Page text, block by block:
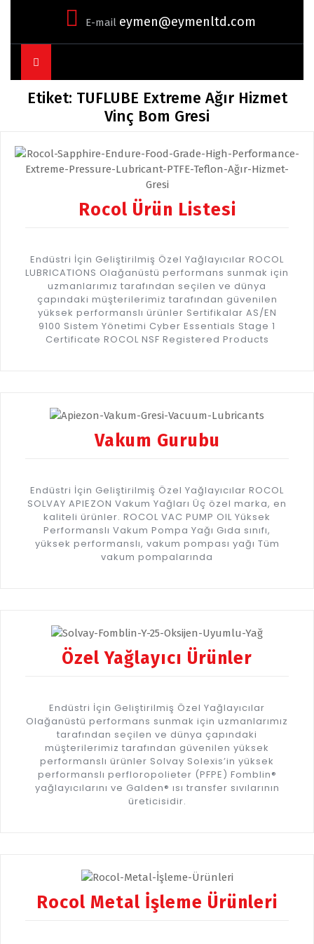
E-mail eymen@eymenltd.com
Button
Etiket: TUFLUBE Extreme Ağır Hizmet
Vinç Bom Gresi
Rocol Ürün Listesi
Endüstri İçin Geliştirilmiş Özel Yağlayıcılar ROCOL
LUBRICATIONS Olağanüstü performans sunmak için
uzmanlarımız tarafından seçilen ve dünya
çapındaki müşterilerimiz tarafından güvenilen
yüksek performanslı ürünler Sertifikalar AS/EN
9100 Sistem Yönetimi Cyber Essentials Stage 1
Certificate ROCOL NSF Registered Products
Vakum Gurubu
Endüstri İçin Geliştirilmiş Özel Yağlayıcılar ROCOL
SOLVAY APIEZON Vakum Yağları Üç özel marka, en
kaliteli ürünler. ROCOL VAC PUMP OIL Yüksek
Performanslı Vakum Pompa Yağı Gıda sınıfı,
yüksek performanslı, vakum pompası yağı Tüm
vakum pompalarında
Özel Yağlayıcı Ürünler
Endüstri İçin Geliştirilmiş Özel Yağlayıcılar
Olağanüstü performans sunmak için uzmanlarımız
tarafından seçilen ve dünya çapındaki
müşterilerimiz tarafından güvenilen yüksek
performanslı ürünler Solvay Solexis’in yüksek
performanslı perfloropolieter (PFPE) Fomblin®
yağlayıcılarını ve Galden® ısı transfer sıvılarının
üreticisidir.
Rocol Metal İşleme Ürünleri